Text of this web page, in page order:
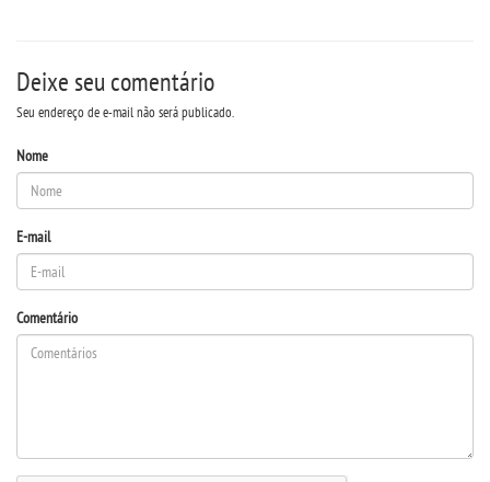
PUBLICAÃ§ÃΜES
DESTAQUES
REVISTAS ELETRÃ´NICAS
Deixe seu comentário
Seu endereço de e-mail não será publicado.
Nome
E-mail
Comentário